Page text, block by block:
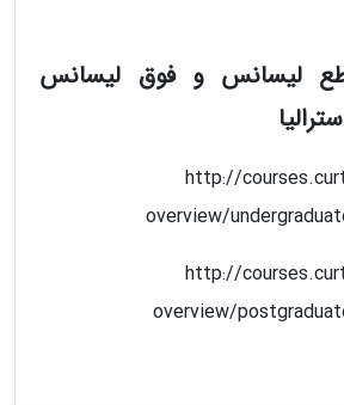
لیسانس و فوق لیسانس
http://
overview/
http://
overview/